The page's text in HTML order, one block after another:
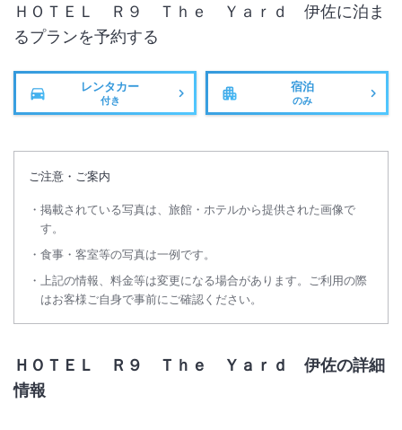
ＨＯＴＥＬ Ｒ９ Ｔｈｅ Ｙａｒｄ 伊佐に泊ま
るプランを予約する
レンタカー
付き
宿泊
のみ
ご注意・ご案内
掲載されている写真は、旅館・ホテルから提供された画像で
す。
食事・客室等の写真は一例です。
上記の情報、料金等は変更になる場合があります。ご利用の際
はお客様ご自身で事前にご確認ください。
ＨＯＴＥＬ Ｒ９ Ｔｈｅ Ｙａｒｄ 伊佐の詳細
情報